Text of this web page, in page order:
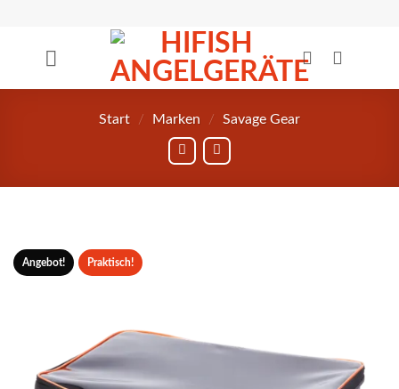
springen
Start / Marken / Savage Gear
Angebot! Praktisch!